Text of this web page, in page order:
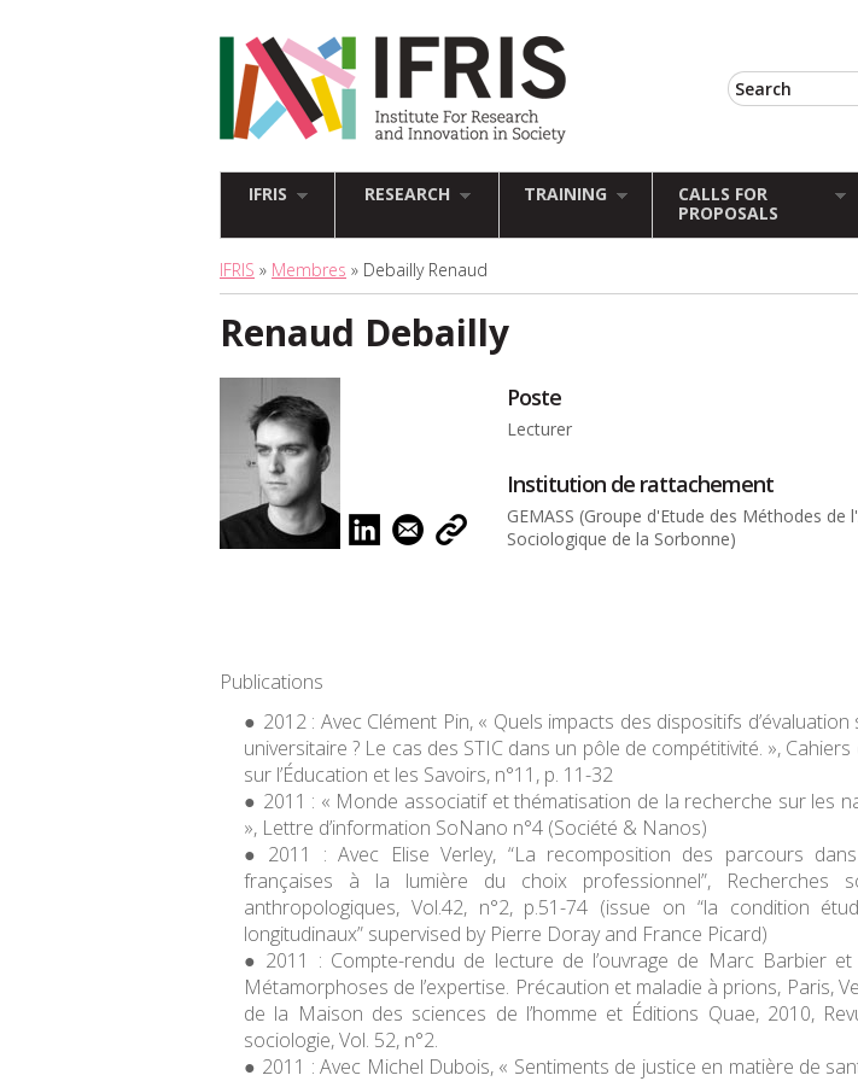
IFRIS RESEARCH TRAINING
CALLS FOR
PROPOSALS
IFRIS » Membres » Debailly Renaud
Renaud Debailly
Poste
Lecturer
Institution de rattachement
GEMASS (Groupe d'Etude des Méthodes de
Sociologique de la Sorbonne)
Publications
2012 : Avec Clément Pin, « Quels impacts des dispositifs
universitaire ? Le cas des STIC dans un pôle de compétitivité. »,
sur l’Éducation et les Savoirs, n°11, p. 11-32
2011 : « Monde associatif et thématisation de la recherche sur les
», Lettre d’information SoNano n°4 (Société & Nanos)
2011 : Avec Elise Verley, “La recomposition des parcours
françaises à la lumière du choix professionnel”, Recherches
anthropologiques, Vol.42, n°2, p.51-74 (issue on “la condition
longitudinaux” supervised by Pierre Doray and France Picard)
2011 : Compte-rendu de lecture de l’ouvrage de Marc Barbier et
Métamorphoses de l’expertise. Précaution et maladie à prions, Paris,
de la Maison des sciences de l’homme et Éditions Quae, 2010,
sociologie, Vol. 52, n°2.
2011 : Avec Michel Dubois, « Sentiments de justice en matière de